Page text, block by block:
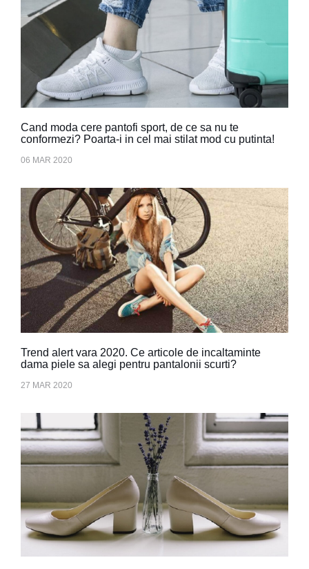
Cand moda cere pantofi sport, de ce sa nu te
conformezi? Poarta-i in cel mai stilat mod cu putinta!
06 MAR 2020
Trend alert vara 2020. Ce articole de incaltaminte
dama piele sa alegi pentru pantalonii scurti?
27 MAR 2020